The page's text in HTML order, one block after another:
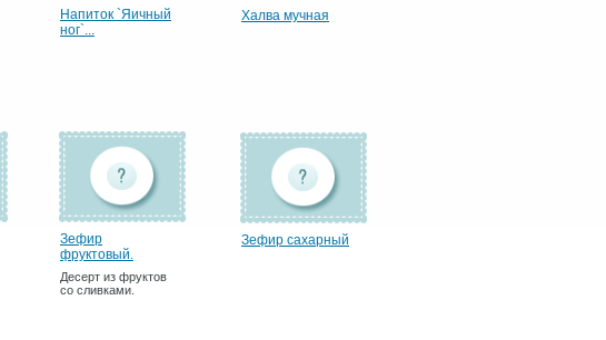
Напиток `Яичный
ног`...
Халва мучная
Зефир
фруктовый.
Десерт из фруктов
со сливками.
Зефир сахарный